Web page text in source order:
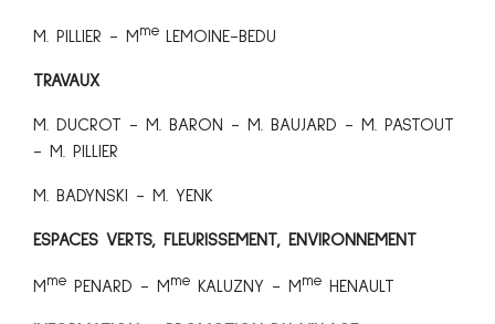
M. PILLIER - M me LEMOINE-BEDU
TRAVAUX
M. DUCROT - M. BARON - M. BAUJARD - M. PASTOUT
- M. PILLIER
M. BADYNSKI - M. YENK
ESPACES VERTS, FLEURISSEMENT, ENVIRONNEMENT
M me PENARD - M me KALUZNY - M me HENAULT